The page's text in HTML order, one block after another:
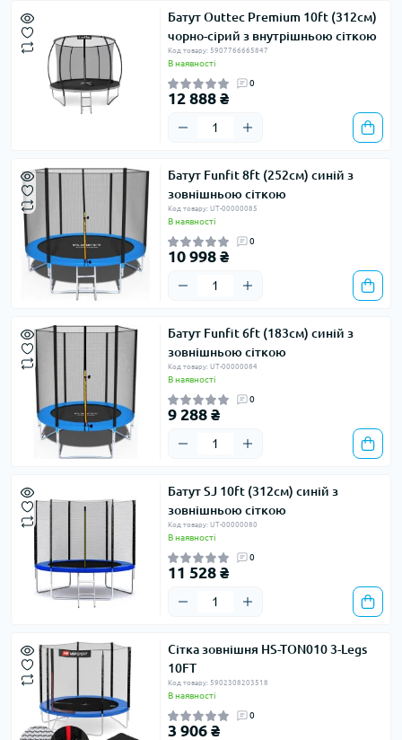
Батут Outtec Premium 10ft (312см)
чорно-сірий з внутрішньою сіткою
Код товару: 5907766665847
В наявності
0
12 888 ₴
Батут Funfit 8ft (252см) синій з
зовнішньою сіткою
Код товару: UT-00000085
В наявності
0
10 998 ₴
Батут Funfit 6ft (183см) синій з
зовнішньою сіткою
Код товару: UT-00000084
В наявності
0
9 288 ₴
Батут SJ 10ft (312см) синій з
зовнішньою сіткою
Код товару: UT-00000080
В наявності
0
11 528 ₴
Сітка зовнішня HS-TON010 3-Legs
10FT
Код товару: 5902308203518
В наявності
0
3 906 ₴